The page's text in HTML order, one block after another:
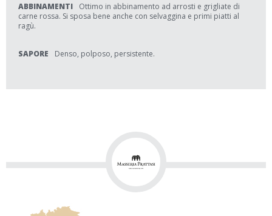
ABBINAMENTI
Ottimo in abbinamento ad arrosti e grigliate di
carne rossa. Si sposa bene anche con selvaggina e primi piatti al
ragù.
SAPORE Denso, polposo, persistente.